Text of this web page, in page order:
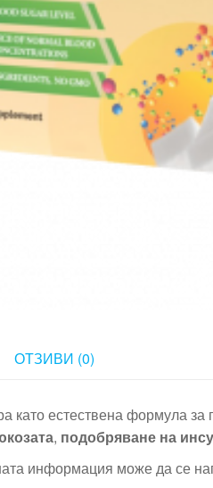
ОТЗИВИ (0)
като естествена формула
, подобряване на
информация може да се